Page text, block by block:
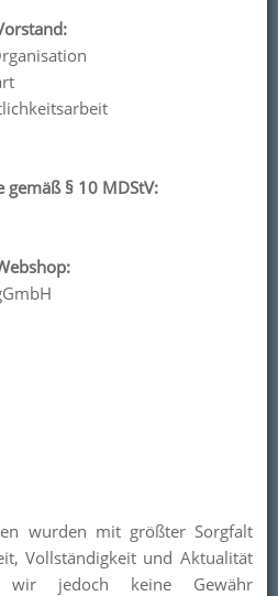
§ 10 MDStV:
wurden mit größter Sorgfalt
Vollständigkeit und Aktualität
jedoch keine Gewähr